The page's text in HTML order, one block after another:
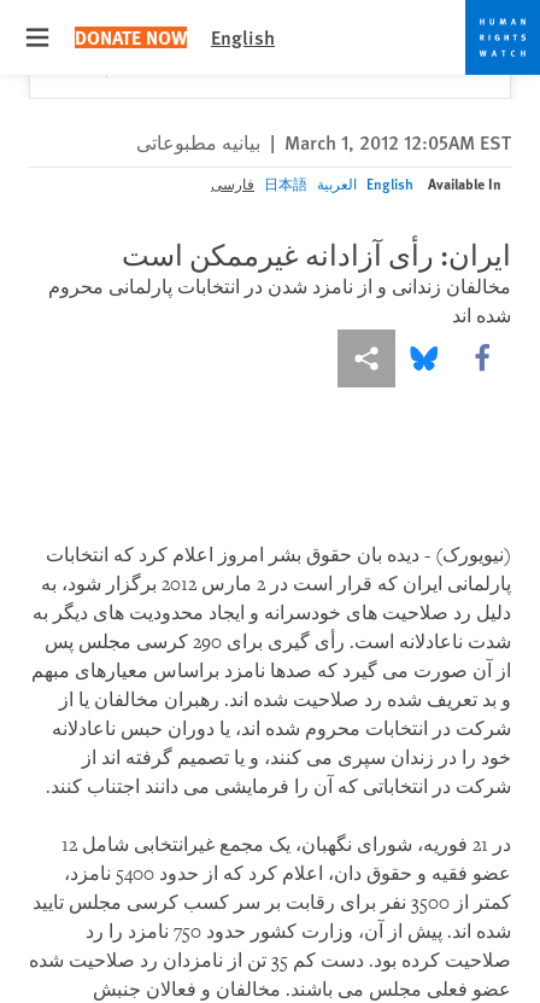
Skip
to
cookie
privacy
notice
Skip
to
main
content
English
DONATE NOW
Would you like to read this page in English?
Close
March 1, 2012 12:05AM EST
| بیانیه مطبوعاتی
Available In
English العربية 日本語 فارسی
ایران: رأی آزادانه غیرممکن است
مخالفان زندانی و از نامزد شدن در انتخابات پارلمانی محروم
شده اند
Share this via Facebook
Share this via Bluesky
More sharing options
(نیویورک) - دیده بان حقوق بشر امروز اعلام کرد که انتخابات
پارلمانی ایران که قرار است در 2 مارس 2012 برگزار شود، به
دلیل رد صلاحیت های خودسرانه و ایجاد محدودیت های دیگر به
شدت ناعادلانه است. رأی گیری برای 290 کرسی مجلس پس
از آن صورت می گیرد که صدها نامزد براساس معیارهای مبهم
و بد تعریف شده‏ رد صلاحیت شده اند. رهبران مخالفان یا از
شرکت در انتخابات محروم شده اند، یا دوران حبس ناعادلانه
خود را در زندان سپری می کنند، و یا تصمیم گرفته اند از
شرکت در انتخاباتی که آن را فرمایشی می دانند اجتناب کنند.
در 21 فوریه، شورای نگهبان، یک مجمع غیرانتخابی شامل 12
عضو فقیه و حقوق دان، اعلام کرد که از حدود 5400 نامزد،
کمتر از 3500 نفر برای رقابت بر سر کسب کرسی مجلس تایید
شده اند. پیش از آن، وزارت کشور حدود 750 نامزد را رد
صلاحیت کرده بود. دست کم 35 تن از نامزدان رد صلاحیت شده
عضو فعلی مجلس می باشند. مخالفان و فعالان جنبش